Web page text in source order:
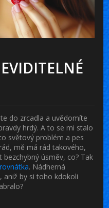
do zrcadla a uvědomíte
hrdý. A to se mi stalo
světový problém a pes
mě má rád takového,
úsměv, co? Tak
rovnátka. Nádherná
aniž by si toho kdokoli